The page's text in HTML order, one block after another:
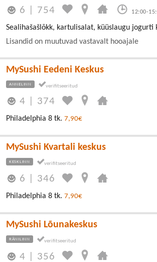
6 754 12:00-
Sealihašašlõkk, kartulisalat, küüslaugu jogurti
Lisandid on muutuvad vastavalt hooajale
MySushi Eedeni Keskus
ANNELINN
4 374
Philadelphia 8 tk. 7,90€
MySushi Kvartali keskus
KESKLINN
6 346
Philadelphia 8 tk. 7,90€
MySushi Lõunakeskus
RÄNILINN
4 356